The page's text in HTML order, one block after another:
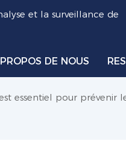
et la surveillance de
DE NOUS
essentiel pour prévenir